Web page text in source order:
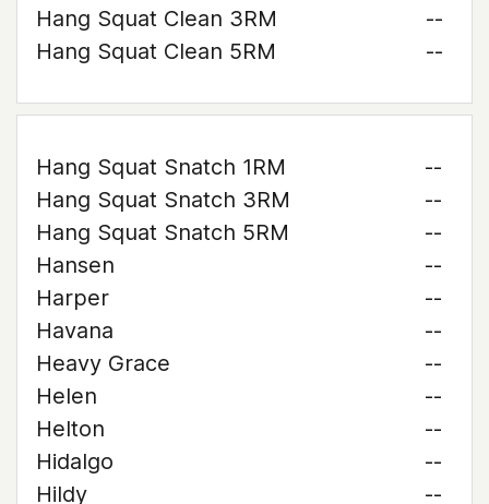
Hang Squat Clean 3RM
--
Hang Squat Clean 5RM
--
Hang Squat Snatch 1RM
--
Hang Squat Snatch 3RM
--
Hang Squat Snatch 5RM
--
Hansen
--
Harper
--
Havana
--
Heavy Grace
--
Helen
--
Helton
--
Hidalgo
--
Hildy
--